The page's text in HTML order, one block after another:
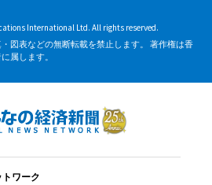
International Ltd. All rights reserved.
図表などの無断転載を禁止します。 著作権は香
属します。
ワーク